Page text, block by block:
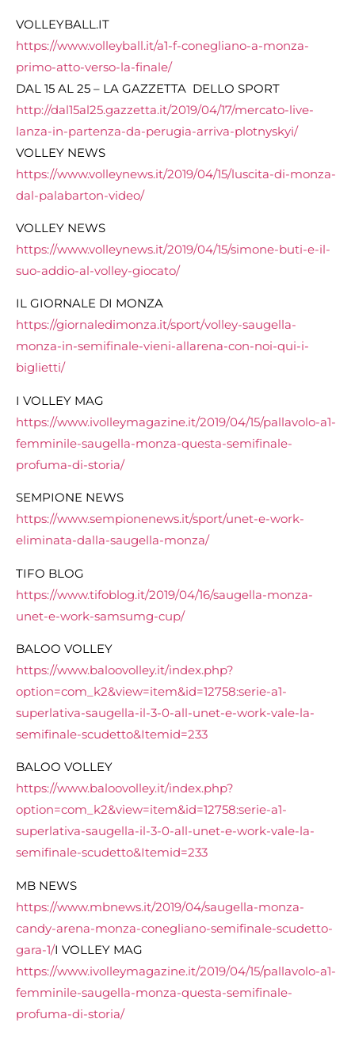
VOLLEYBALL.IT
https://www.volleyball.it/a1-f-conegliano-a-monza-
primo-atto-verso-la-finale/
DAL 15 AL 25 – LA GAZZETTA DELLO SPORT
http://dal15al25.gazzetta.it/2019/04/17/mercato-live-
lanza-in-partenza-da-perugia-arriva-plotnyskyi/
VOLLEY NEWS
https://www.volleynews.it/2019/04/15/luscita-di-monza-
dal-palabarton-video/
VOLLEY NEWS
https://www.volleynews.it/2019/04/15/simone-buti-e-il-
suo-addio-al-volley-giocato/
IL GIORNALE DI MONZA
https://giornaledimonza.it/sport/volley-saugella-
monza-in-semifinale-vieni-allarena-con-noi-qui-i-
biglietti/
I VOLLEY MAG
https://www.ivolleymagazine.it/2019/04/15/pallavolo-a1-
femminile-saugella-monza-questa-semifinale-
profuma-di-storia/
SEMPIONE NEWS
https://www.sempionenews.it/sport/unet-e-work-
eliminata-dalla-saugella-monza/
TIFO BLOG
https://www.tifoblog.it/2019/04/16/saugella-monza-
unet-e-work-samsumg-cup/
BALOO VOLLEY
https://www.baloovolley.it/index.php?
option=com_k2&view=item&id=12758:serie-a1-
superlativa-saugella-il-3-0-all-unet-e-work-vale-la-
semifinale-scudetto&Itemid=233
BALOO VOLLEY
https://www.baloovolley.it/index.php?
option=com_k2&view=item&id=12758:serie-a1-
superlativa-saugella-il-3-0-all-unet-e-work-vale-la-
semifinale-scudetto&Itemid=233
MB NEWS
https://www.mbnews.it/2019/04/saugella-monza-
candy-arena-monza-conegliano-semifinale-scudetto-
gara-1/I VOLLEY MAG
https://www.ivolleymagazine.it/2019/04/15/pallavolo-a1-
femminile-saugella-monza-questa-semifinale-
profuma-di-storia/